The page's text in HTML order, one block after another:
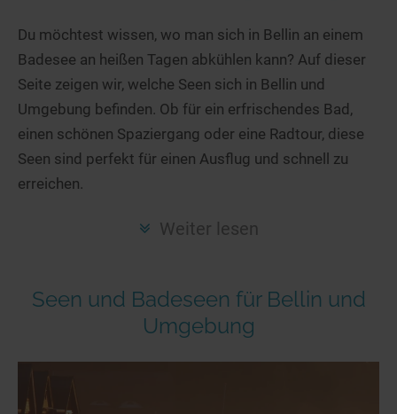
Stand Up Paddeling
Kitesurfen
Kanu- & Kajaktouren
Badeseen in Deutschland
Genuss pur
Wellness am See
Direkt am Wasser
Unterkünfte
Hotels am See
Ferienwohnungen
Hausboote
Camping
Ferienwohnungen
Hausboote
Camping am See
Top-Hotels
Top-Hotel Empfehlungen
Familienhotels
Ausgefallenes
Glamping
Finde Deinen See
Seen in Deiner Nähe
Seen in Deutschland
Seen in Europa
Strandbad-Verzeichnis
Überwachte Badestellen
Top Seen nach Bundesländern
Seen in Europa
Du möchtest wissen, wo man sich in Bellin an einem
Badesee an heißen Tagen abkühlen kann? Auf dieser
Seite zeigen wir, welche Seen sich in Bellin und
Umgebung befinden. Ob für ein erfrischendes Bad,
einen schönen Spaziergang oder eine Radtour, diese
Seen sind perfekt für einen Ausflug und schnell zu
erreichen.
Weiter lesen
Seen und Badeseen für Bellin und
Umgebung